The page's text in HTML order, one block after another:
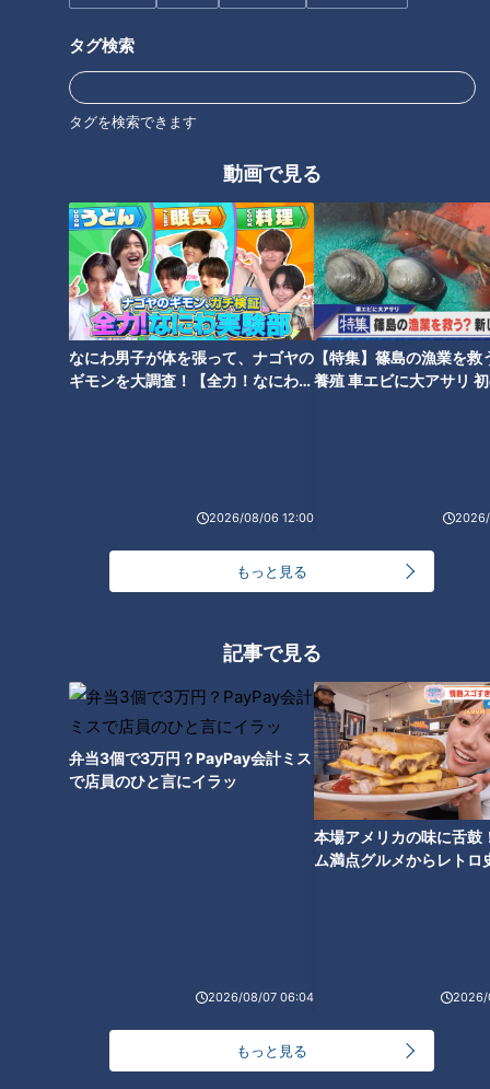
タグ検索
タグを検索できます
動画で見る
なにわ男子が体を張って、ナゴヤの
ギモンを大調査！【全力！なにわ実
2026/08/06 12:00
【特集】篠島の漁業を救
養殖 車エビに大アサリ
もっと見る
記事で見る
弁当3個で3万円？PayPay会計ミス
で店員のひと言にイラッ
2026/08/07 06:04
本場アメリカの味に舌鼓
ム満点グルメからレトロ
2026/
もっと見る
CBCテレビ『花咲かタイムズ』うなずキング
自分でいちごや生クリームなどを自由にトッピングできる「手
づくりパフェセット」（300円）や、摘みたていちごと牛乳で
作る「いちごTOみるく」（300円）など、アレンジメニュー
やまへい農場 すとろべりーすかい
住所：岐阜県関市倉知字砂田2351-1
いちごスイーツが衝撃価格！お値打ちデカ盛りパ
フェ
CBCテレビ『花咲かタイムズ』うなずキング
愛知県田原市にある「日研農園」の広大なハウスでは、大人